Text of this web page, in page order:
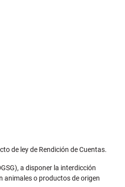
de ley de Rendición de Cuentas.
a disponer la interdicción
animales o productos de origen